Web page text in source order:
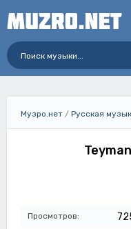
Музро.нет / Русская
Просмотров: